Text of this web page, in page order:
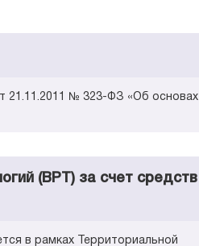
21.11.2011 № 323-ФЗ «Об основах
(ВРТ) за счет средств
в рамках Территориальной